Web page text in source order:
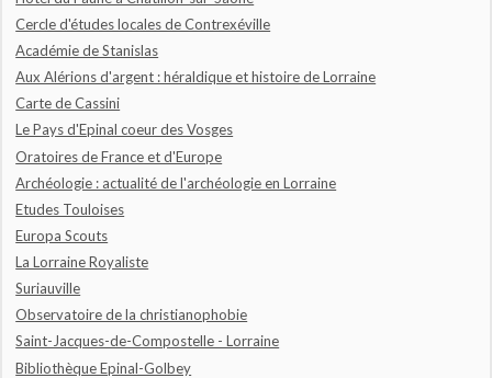
Cercle d'études locales de Contrexéville
Académie de Stanislas
Aux Alérions d'argent : héraldique et histoire de Lorraine
Carte de Cassini
Le Pays d'Epinal coeur des Vosges
Oratoires de France et d'Europe
Archéologie : actualité de l'archéologie en Lorraine
Etudes Touloises
Europa Scouts
La Lorraine Royaliste
Suriauville
Observatoire de la christianophobie
Saint-Jacques-de-Compostelle - Lorraine
Bibliothèque Epinal-Golbey